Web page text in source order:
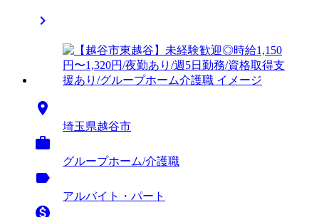


埼玉県越谷市

グループホーム/介護職
label
アルバイト・パート
